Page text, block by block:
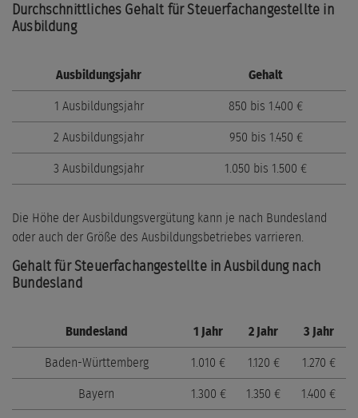
Durchschnittliches Gehalt für Steuerfachangestellte in
Ausbildung
Ausbildungsjahr Gehalt
1 Ausbildungsjahr 850 bis 1.400 €
2 Ausbildungsjahr 950 bis 1.450 €
3 Ausbildungsjahr 1.050 bis 1.500 €
Die Höhe der Ausbildungsvergütung kann je nach Bundesland
oder auch der Größe des Ausbildungsbetriebes varrieren.
Gehalt für Steuerfachangestellte in Ausbildung nach
Bundesland
Bundesland 1 Jahr 2 Jahr 3 Jahr
Baden-Württemberg 1.010 € 1.120 € 1.270 €
Bayern 1.300 € 1.350 € 1.400 €